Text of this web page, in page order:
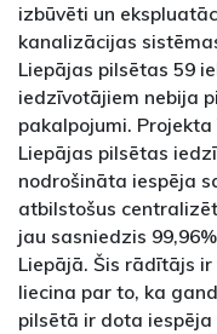
izbūvēti un
kanalizācijas
Liepājas pilsētas 59
iedzīvotājiem nebija
pakalpojumi.
Liepājas pilsētas
nodrošināta iespēja
atbilstošus
jau sasniedzis
Liepājā. Šis rādītājs
liecina par to, ka
pilsētā ir dota